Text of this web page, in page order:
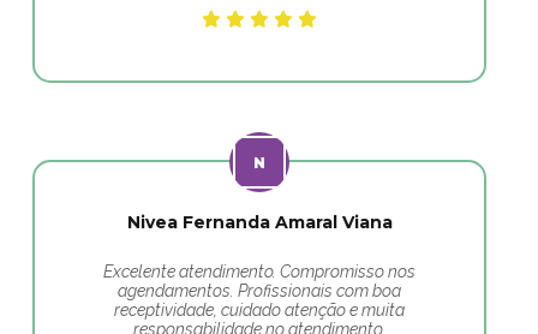
Nivea Fernanda Amaral Viana
Excelente atendimento. Compromisso nos
agendamentos. Profissionais com boa
receptividade, cuidado atenção e muita
responsabilidade no atendimento.